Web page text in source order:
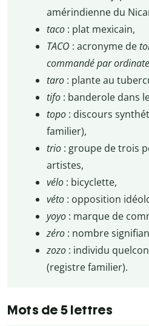
amérindienne du
taco : plat mexicain,
TACO : acronyme de
commandé par
taro : plante au
tifo : banderole dans
topo : discours
familier),
trio : groupe de trois
artistes,
vélo : bicyclette,
véto : opposition
yoyo : marque de
zéro : nombre
zozo : individu
(registre familier).
Mots de 5 lettres